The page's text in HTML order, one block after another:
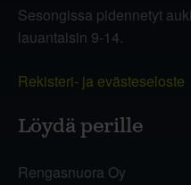
Sesongissa pidennetyt
lauantaisin 9-14.
Rekisteri- ja evästeseloste
Löydä perille
Rengasnuora Oy